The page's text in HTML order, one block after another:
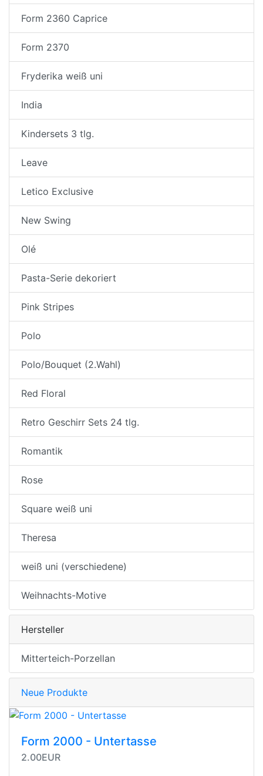
Form 2360 Caprice
Form 2370
Fryderika weiß uni
India
Kindersets 3 tlg.
Leave
Letico Exclusive
New Swing
Olé
Pasta-Serie dekoriert
Pink Stripes
Polo
Polo/Bouquet (2.Wahl)
Red Floral
Retro Geschirr Sets 24 tlg.
Romantik
Rose
Square weiß uni
Theresa
weiß uni (verschiedene)
Weihnachts-Motive
Hersteller
Mitterteich-Porzellan
Neue Produkte
Form 2000 - Untertasse
2.00EUR